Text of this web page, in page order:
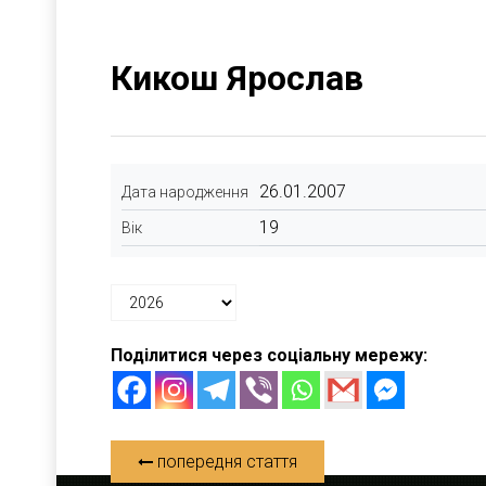
Кикош Ярослав
Дата народження 26.01.2007
Вік 19
Поділитися через соціальну мережу:
попередня стаття